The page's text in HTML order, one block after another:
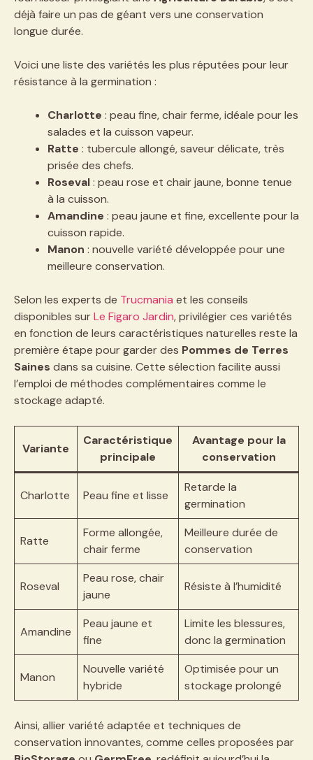
déjà faire un pas de géant vers une conservation
longue durée.
Voici une liste des variétés les plus réputées pour leur
résistance à la germination :
Charlotte : peau fine, chair ferme, idéale pour les
salades et la cuisson vapeur.
Ratte : tubercule allongé, saveur délicate, très
prisée des chefs.
Roseval: peau rose et chair jaune, bonne tenue
à la cuisson.
Amandine : peau jaune et fine, excellente pour la
cuisson rapide.
Manon : nouvelle variété développée pour une
meilleure conservation.
Selon les experts de Trucmania et les conseils
disponibles surLe Figaro Jardin, privilégier ces variétés
en fonction de leurs caractéristiques naturelles reste la
première étape pour garder des Pommes de Terres
Saines dans sa cuisine. Cette sélection facilite aussi
l’emploi de méthodes complémentaires comme le
stockage adapté.
Variante
Caractéristique
principale
Avantage pour la
conservation
Charlotte Peau fine et lisse
Retarde la
germination
Ratte
Forme allongée,
chair ferme
Meilleure durée de
conservation
Roseval
Peau rose, chair
jaune
Résiste à l’humidité
Amandine
Peau jaune et
fine
Limite les blessures,
donc la germination
Manon
Nouvelle variété
hybride
Optimisée pour un
stockage prolongé
Ainsi, allier variété adaptée et techniques de
conservation innovantes, comme celles proposées par